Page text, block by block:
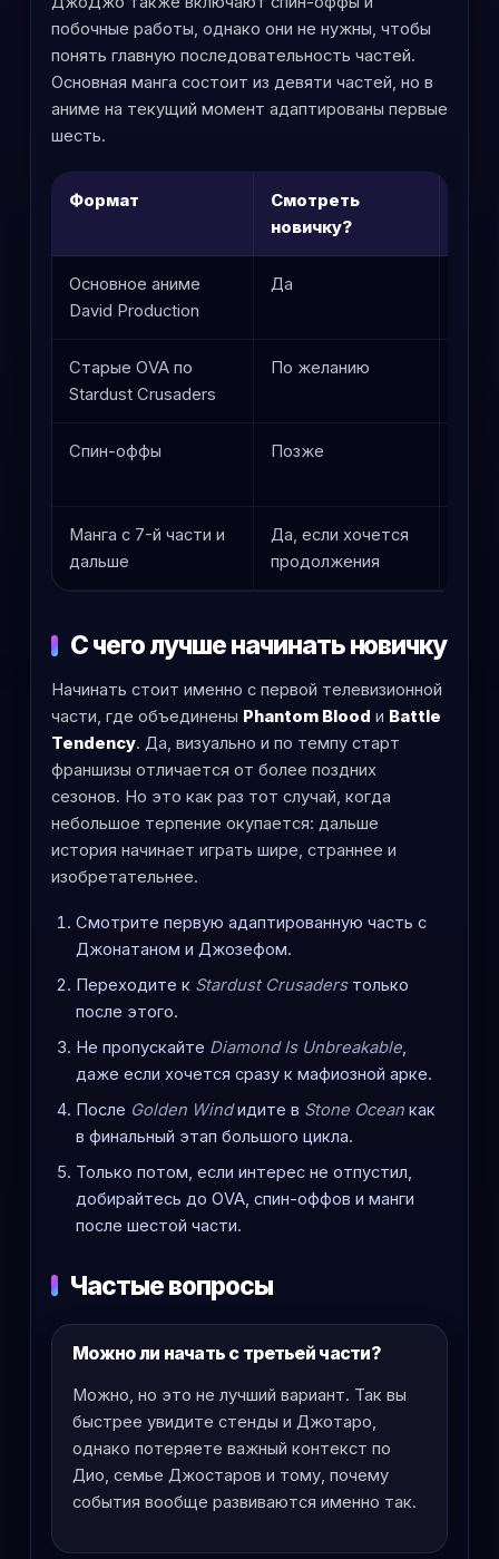
побочные работы, однако они не нужны, чтобы
понять главную последовательность частей.
Основная манга состоит из девяти частей, но в
аниме на текущий момент адаптированы первые
шесть.
Формат
Смотреть
новичку?
Основное аниме
David Production
Да
Старые OVA по
Stardust Crusaders
По желанию
Спин-оффы Позже
Манга с 7-й части и
дальше
Да, если хочется
продолжения
С чего лучше начинать новичку
Начинать стоит именно с первой телевизионной
части, где объединены Phantom Blood и Battle
Tendency. Да, визуально и по темпу старт
франшизы отличается от более поздних
сезонов. Но это как раз тот случай, когда
небольшое терпение окупается: дальше
история начинает играть шире, страннее и
изобретательнее.
Смотрите первую адаптированную часть с
Джонатаном и Джозефом.
Переходите к Stardust Crusadersтолько
после этого.
Не пропускайте Diamond Is Unbreakable,
даже если хочется сразу к мафиозной арке.
После Golden Windидите в Stone Oceanкак
в финальный этап большого цикла.
Только потом, если интерес не отпустил,
добирайтесь до OVA, спин-оффов и манги
после шестой части.
Частые вопросы
Можно ли начать с третьей части?
Можно, но это не лучший вариант. Так вы
быстрее увидите стенды и Джотаро,
однако потеряете важный контекст по
Дио, семье Джостаров и тому, почему
события вообще развиваются именно так.